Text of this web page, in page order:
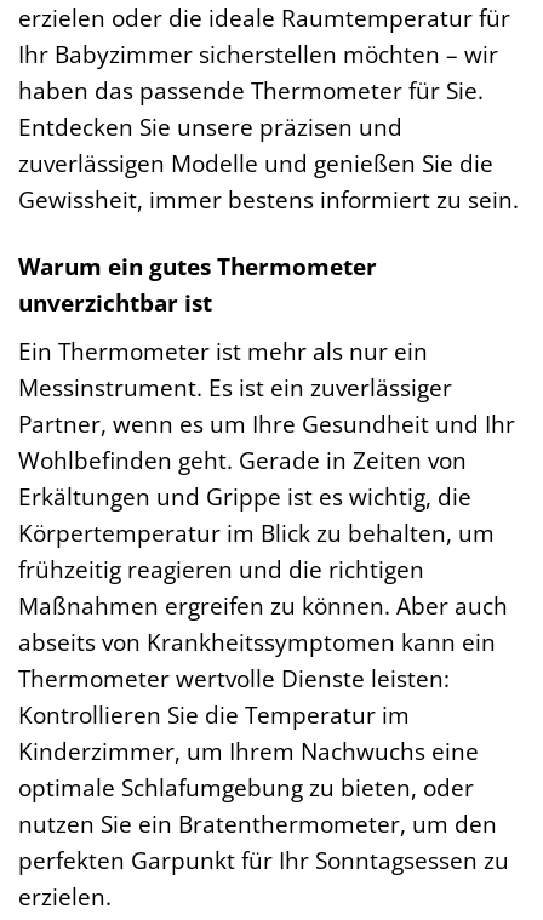
erzielen oder die ideale Raumtemperatur für
Ihr Babyzimmer sicherstellen möchten – wir
haben das passende Thermometer für Sie.
Entdecken Sie unsere präzisen und
zuverlässigen Modelle und genießen Sie die
Gewissheit, immer bestens informiert zu sein.
Warum ein gutes Thermometer
unverzichtbar ist
Ein Thermometer ist mehr als nur ein
Messinstrument. Es ist ein zuverlässiger
Partner, wenn es um Ihre Gesundheit und Ihr
Wohlbefinden geht. Gerade in Zeiten von
Erkältungen und Grippe ist es wichtig, die
Körpertemperatur im Blick zu behalten, um
frühzeitig reagieren und die richtigen
Maßnahmen ergreifen zu können. Aber auch
abseits von Krankheitssymptomen kann ein
Thermometer wertvolle Dienste leisten:
Kontrollieren Sie die Temperatur im
Kinderzimmer, um Ihrem Nachwuchs eine
optimale Schlafumgebung zu bieten, oder
nutzen Sie ein Bratenthermometer, um den
perfekten Garpunkt für Ihr Sonntagsessen zu
erzielen.